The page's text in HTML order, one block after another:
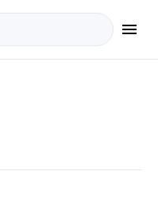
menu